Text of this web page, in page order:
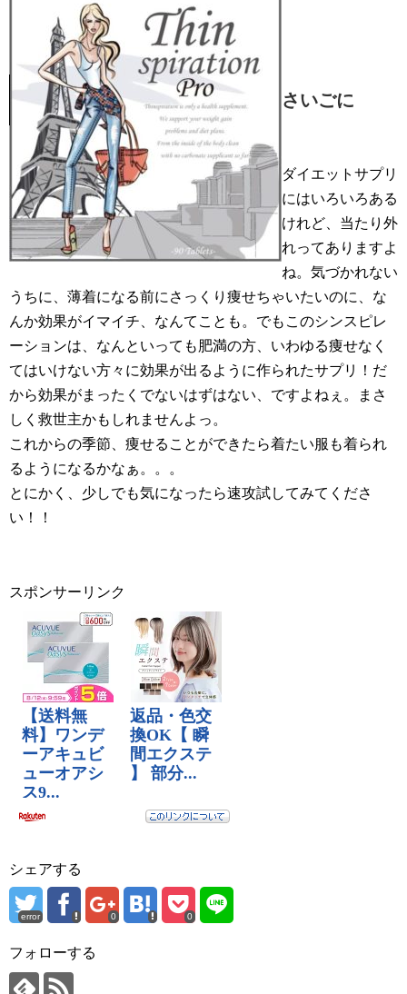
さいごに
ダイエットサプリ
にはいろいろある
けれど、当たり外
れってありますよ
ね。気づかれない
うちに、薄着になる前にさっくり痩せちゃいたいのに、な
んか効果がイマイチ、なんてことも。でもこのシンスピレ
ーションは、なんといっても肥満の方、いわゆる痩せなく
てはいけない方々に効果が出るように作られたサプリ！だ
から効果がまったくでないはずはない、ですよねぇ。まさ
しく救世主かもしれませんよっ。
これからの季節、痩せることができたら着たい服も着られ
るようになるかなぁ。。。
とにかく、少しでも気になったら速攻試してみてくださ
い！！
スポンサーリンク
シェアする
error 0 0
フォローする